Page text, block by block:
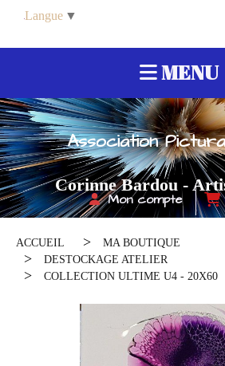
Association
Corinne Bardou -
Mon compte
MENU
ACCUEIL
MA BOUTIQUE
DESTOCKAGE ATELIER
COLLECTION ULTIME U4 - 20X60
Langue ▼